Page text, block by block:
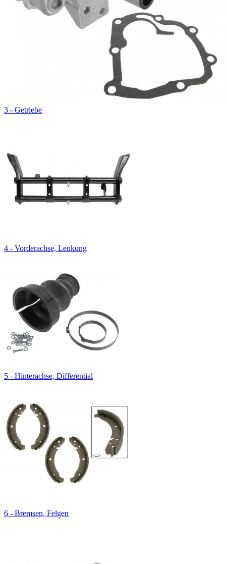
3 - Getriebe
4 - Vorderachse, Lenkung
5 - Hinterachse, Differential
6 - Bremsen, Felgen